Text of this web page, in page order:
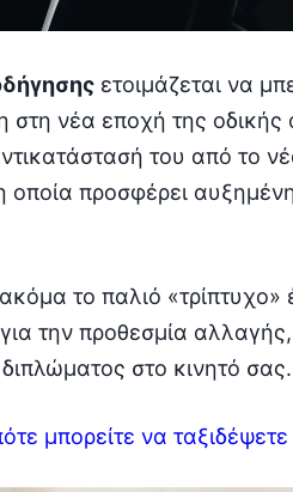
ετοιμάζεται να
νέα εποχή της οδικής
του από το
οποία προσφέρει
το παλιό «τρίπτυχο»
την προθεσμία
στο κινητό σας.
μπορείτε να